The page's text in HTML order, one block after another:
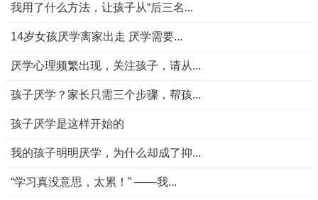
我用了什么方法，让孩子从“后三名...
14岁女孩厌学离家出走 厌学需要...
厌学心理频繁出现，关注孩子，请从...
孩子厌学？家长只需三个步骤，帮孩...
孩子厌学是这样开始的
我的孩子明明厌学，为什么却成了抑...
“学习真没意思，太累！” ——我...